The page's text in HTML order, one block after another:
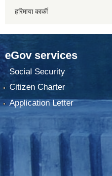
हरिमाया कार्की
eGov services
Social Security
Citizen Charter
Application Letter